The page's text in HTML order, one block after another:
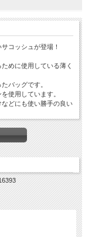
コッシュが登場！
めに使用している薄く
バッグです。
使用しています。
どにも使い勝手の良い